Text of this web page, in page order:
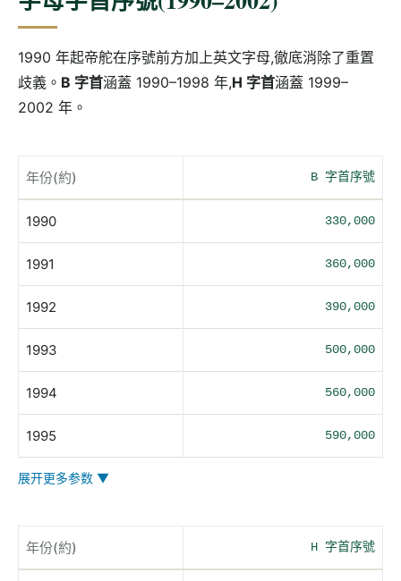
1990 年起帝舵在序號前方加上英文字母,徹底消除了重置
歧義。 B 字首涵蓋 1990–1998 年,H 字首涵蓋 1999–
2002 年。
年份(約) B 字首序號
1990 330,000
1991 360,000
1992 390,000
1993 500,000
1994 560,000
1995 590,000
展开更多参数 ▼
年份(約) H 字首序號